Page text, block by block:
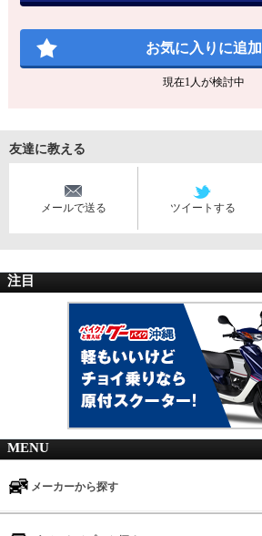
お気に入りに追加
現在1人が検討中
友達に教える
メールで送る ツイートする
注目
MENU
メーカーから探す